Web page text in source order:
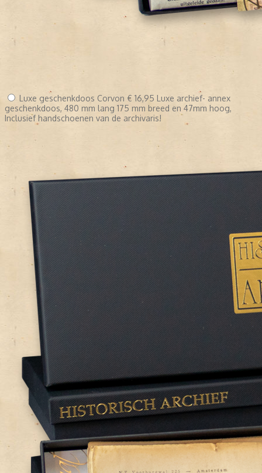
Luxe geschenkdoos Corvon € 16,95 Luxe archief- annex
geschenkdoos, 480 mm lang 175 mm breed en 47mm hoog,
Inclusief handschoenen van de archivaris!